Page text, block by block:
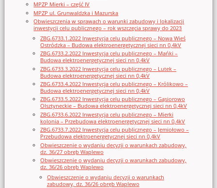
MPZP Mierki – część IV
MPZP ul. Grunwaldzka i Mazurska
Obwieszczenia w sprawach o warunki zabudowy i lokalizacji
inwestycji celu publicznego – rok wszczęcia sprawy do 2023
ZBG.6733.1.2022 Inwestycja celu publicznego – Nowa Wieś
Ostródzka – Budowa elektroenergetycznej sieci nn 0,4kV
ZBG.6733.2.2022 Inwestycja celu publicznego – Mańki –
Budowa elektroenergetycznej sieci nn 0,4kV
ZBG.6733.3.2022 Inwestycja celu publicznego – Lutek –
Budowa elektroenergetycznej sieci nn 0,4kV
ZBG.6733.4.2022 Inwestycja celu publicznego – Królikowo –
Budowa elektroenergetycznej sieci nn 0,4kV
ZBG.6733.5.2022 Inwestycja celu publicznego – Gąsiorowo
Olsztyneckie – Budowa elektroenergetycznej sieci nn 0,4kV
ZBG.6733.6.2022 Inwestycja celu publicznego – Mierki
kolonia – Przebudowa elektroenergetycznej sieci nn 0,4kV
ZBG.6733.7.2022 Inwestycja celu publicznego – Jemiołowo –
Przebudowa elektroenergetycznej sieci nn 0,4kV
Obwieszczenie o wydaniu decyzji o warunkach zabudowy,
dz. 36/27 obręb Waplewo
Obwieszczenie o wydaniu decyzji o warunkach zabudowy,
dz. 36/26 obręb Waplewo
Obwieszczenie o wydaniu decyzji o warunkach
zabudowy, dz. 36/26 obręb Waplewo